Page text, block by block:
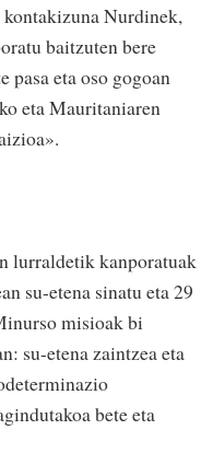
Nurdinek,
baitzuten bere
pasa eta oso gogoan
eta Mauritaniaren
lurraldetik kanporatuak
su-etena sinatu eta 29
misioak bi
su-etena zaintzea eta
bete eta